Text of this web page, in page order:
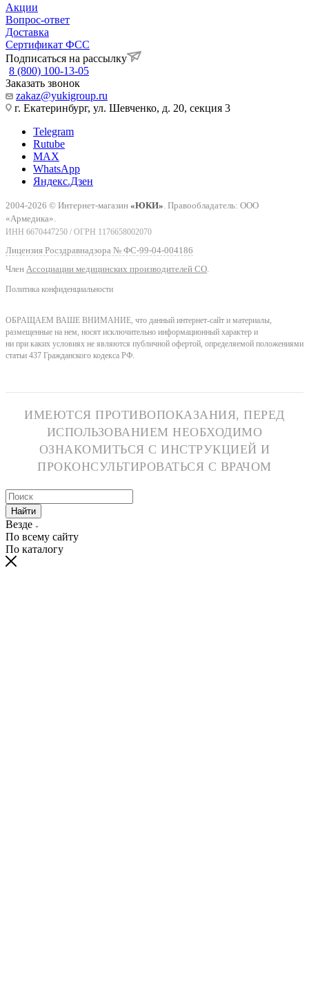
Акции
Вопрос-ответ
Доставка
Сертификат ФСС
Подписаться на рассылку
8 (800) 100-13-05
Заказать звонок
zakaz@yukigroup.ru
г. Екатеринбург, ул. Шевченко, д. 20, секция 3
Telegram
Rutube
MAX
WhatsApp
Яндекс.Дзен
2004-2026 © Интернет-магазин «ЮКИ» . Правообладатель: ООО
«Армедика».
ИНН 6670447250 / ОГРН 1176658002070
Лицензия Росздравнадзора № ФС-99-04-004186
Член Ассоциации медицинских производителей СО
Политика конфиденциальности
ОБРАЩАЕМ ВАШЕ ВНИМАНИЕ, что данный интернет-сайт и материалы,
размещенные на нем, носят исключительно информационный характер и
ни при каких условиях не являются публичной офертой, определяемой положениями
статьи 437 Гражданского кодекса РФ.
ИМЕЮТСЯ ПРОТИВОПОКАЗАНИЯ, ПЕРЕД
ИСПОЛЬЗОВАНИЕМ НЕОБХОДИМО
ОЗНАКОМИТЬСЯ С ИНСТРУКЦИЕЙ И
ПРОКОНСУЛЬТИРОВАТЬСЯ С ВРАЧОМ
Найти
Везде
По всему сайту
По каталогу